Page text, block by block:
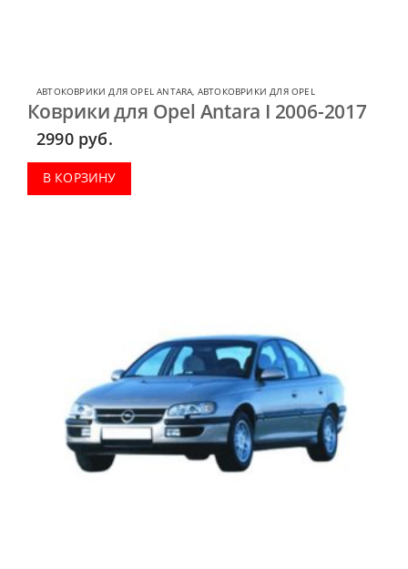
АВТОКОВРИКИ ДЛЯ OPEL ANTARA АВТОКОВРИКИ ДЛЯ OPEL
Коврики для Opel Antara I 2006-2017
2990 руб.
В КОРЗИНУ